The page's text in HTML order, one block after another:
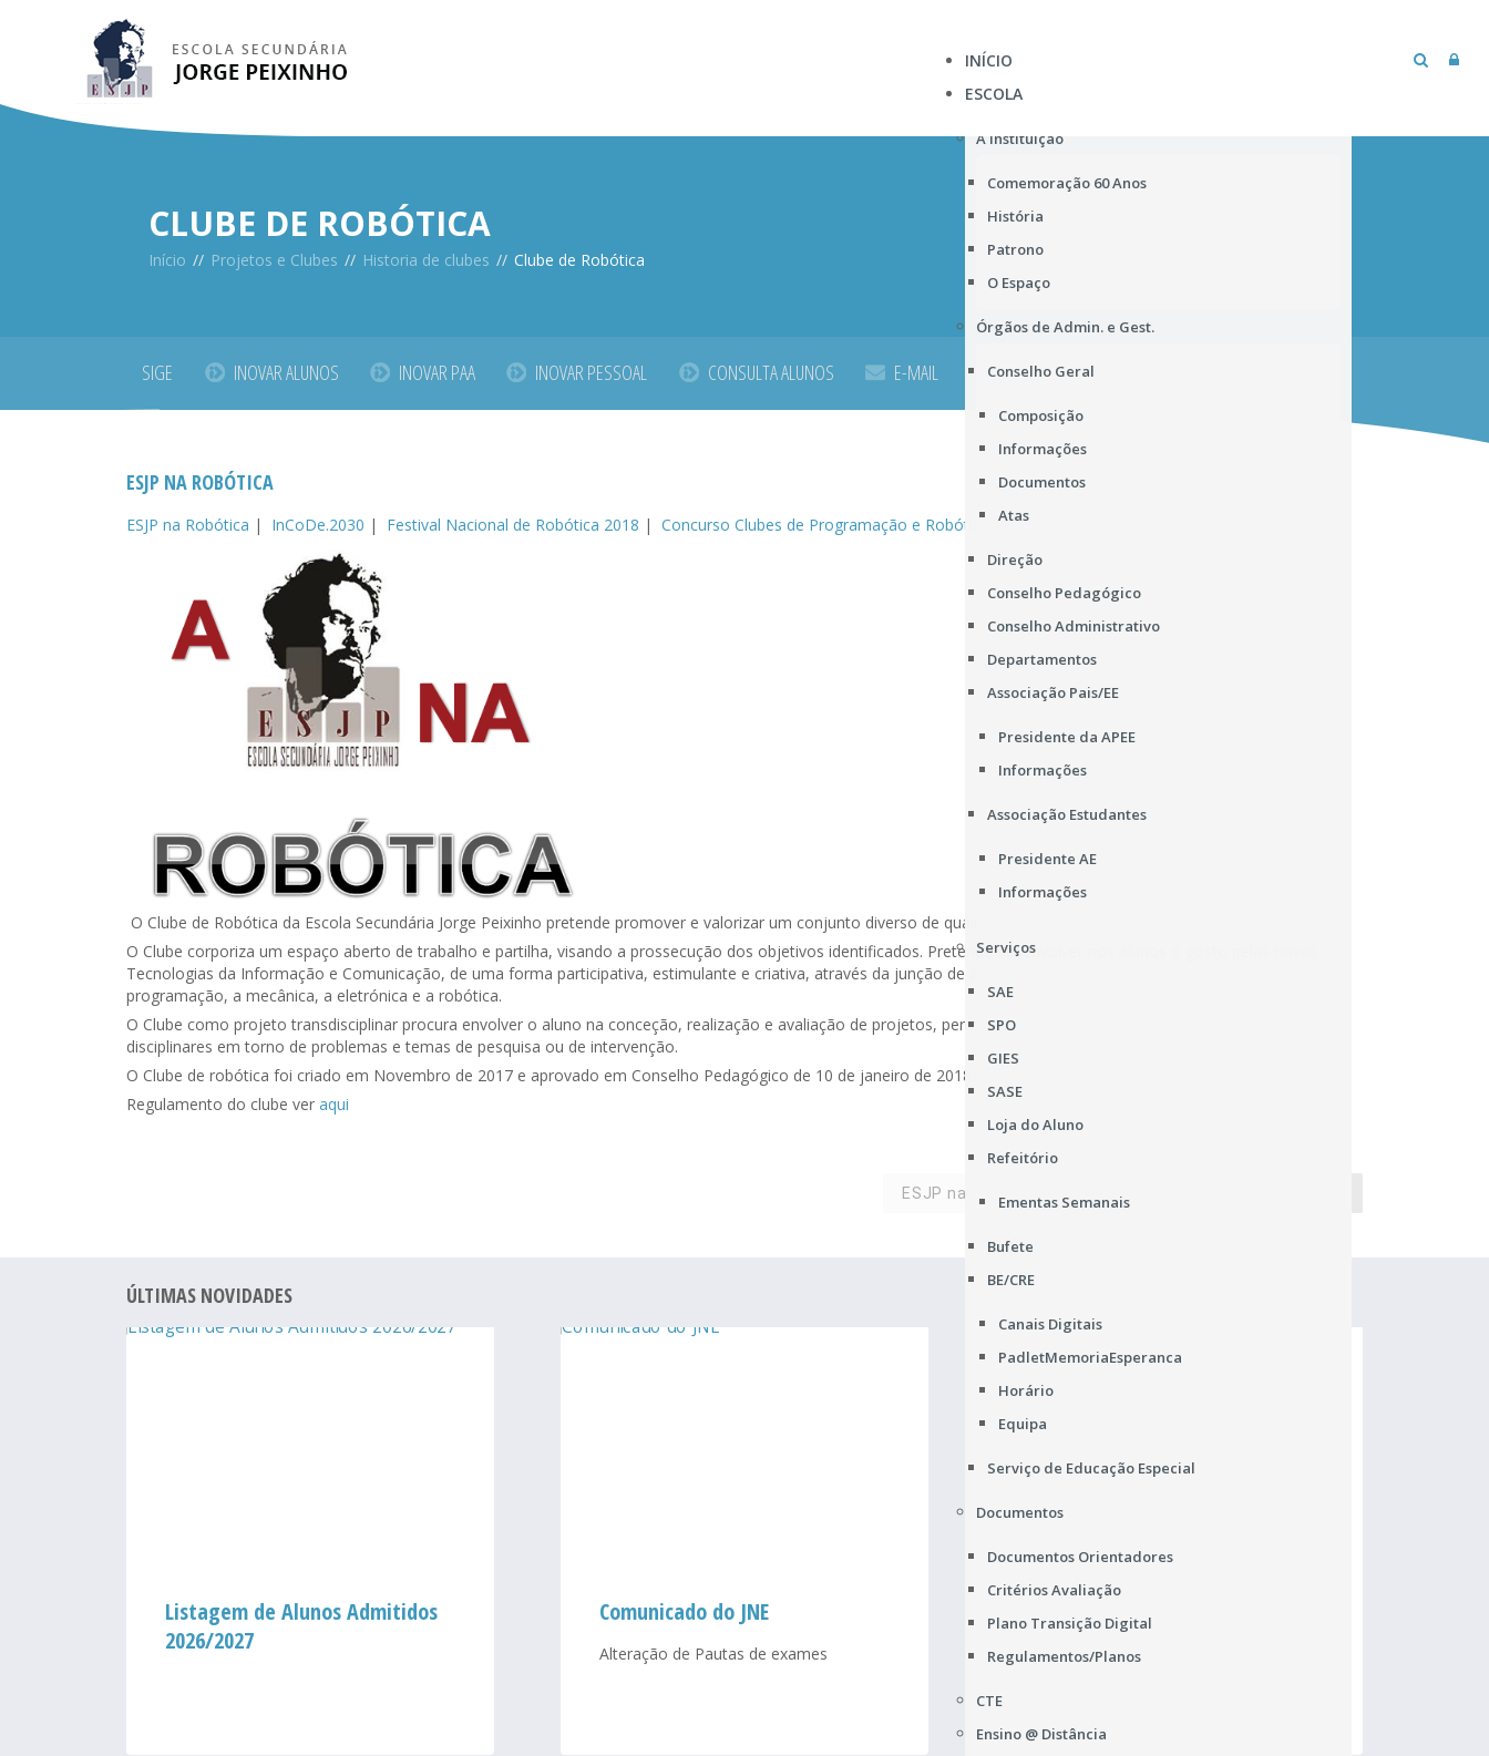
INÍCIO
ESCOLA
A Instituição
Comemoração 60 Anos
História
Patrono
O Espaço
Órgãos de Admin. e Gest.
Conselho Geral
Composição
Informações
Documentos
Atas
Direção
Conselho Pedagógico
Conselho Administrativo
Departamentos
Associação Pais/EE
Presidente da APEE
Informações
Associação Estudantes
Presidente AE
Informações
Serviços
SAE
SPO
GIES
SASE
Loja do Aluno
Refeitório
Ementas Semanais
Bufete
BE/CRE
Canais Digitais
PadletMemoriaEsperanca
Horário
Equipa
Serviço de Educação Especial
Documentos
Documentos Orientadores
Critérios Avaliação
Plano Transição Digital
Regulamentos/Planos
CTE
Ensino @ Distância
CLUBE DE ROBÓTICA
Início // Projetos e Clubes // Historia de clubes // Clube de Robótica
SIGE INOVAR ALUNOS INOVAR PAA INOVAR PESSOAL CONSULTA ALUNOS E-MAIL MICROSOFT TEAMS
ESJP NA ROBÓTICA
ESJP na Robótica | InCoDe.2030 | Festival Nacional de Robótica 2018 | Concurso Clubes de Programação e Robótica | Projeto Lusofonia
O Clube de Robótica da Escola Secundária Jorge Peixinho pretende promover e valorizar um conjunto diverso de qualidades e competências nos alunos.
O Clube corporiza um espaço aberto de trabalho e partilha, visando a prossecução dos objetivos identificados. Pretende desenvolver nos alunos o gosto pelas novas
Tecnologias da Informação e Comunicação, de uma forma participativa, estimulante e criativa, através da junção de áreas tão vastas e estimulantes como a
programação, a mecânica, a eletrónica e a robótica.
O Clube como projeto transdisciplinar procura envolver o aluno na conceção, realização e avaliação de projetos, permitindo-lhe articular saberes de diversas áreas
disciplinares em torno de problemas e temas de pesquisa ou de intervenção.
O Clube de robótica foi criado em Novembro de 2017 e aprovado em Conselho Pedagógico de 10 de janeiro de 2018.
Regulamento do clube ver aqui
ESJP na Robótica Página 1 de 5
ÚLTIMAS NOVIDADES
Listagem de Alunos Admitidos
2026/2027
Comunicado do JNE
Alteração de Pautas de exames
Matrículas 2026/2027
Horário de funcionamento dos Serviços